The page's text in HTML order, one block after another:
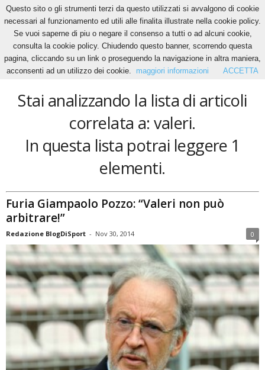
Home Tags Valeri
valeri
Stai analizzando la lista di articoli
correlata a: valeri.
In questa lista potrai leggere 1
elementi.
Furia Giampaolo Pozzo: “Valeri non può
arbitrare!”
Redazione BlogDiSport - Nov 30, 2014 0
Questo sito o gli strumenti terzi da questo utilizzati si avvalgono di cookie
necessari al funzionamento ed utili alle finalita illustrate nella cookie policy.
Se vuoi saperne di piu o negare il consenso a tutti o ad alcuni cookie,
consulta la cookie policy. Chiudendo questo banner, scorrendo questa
pagina, cliccando su un link o proseguendo la navigazione in altra maniera,
acconsenti ad un utilizzo dei cookie.
maggiori informazioni ACCETTA